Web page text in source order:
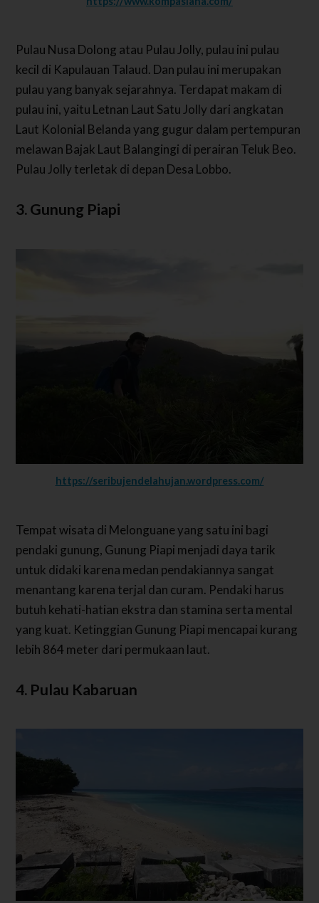
Pulau Nusa Dolong atau Pulau Jolly, pulau ini pulau
kecil di Kapulauan Talaud. Dan pulau ini merupakan
pulau yang banyak sejarahnya. Terdapat makam di
pulau ini, yaitu Letnan Laut Satu Jolly dari angkatan
Laut Kolonial Belanda yang gugur dalam pertempuran
melawan Bajak Laut Balangingi di perairan Teluk Beo.
Pulau Jolly terletak di depan Desa Lobbo.
3. Gunung Piapi
https://seribujendelahujan.wordpress.com/
Tempat wisata di Melonguane yang satu ini bagi
pendaki gunung, Gunung Piapi menjadi daya tarik
untuk didaki karena medan pendakiannya sangat
menantang karena terjal dan curam. Pendaki harus
butuh kehati-hatian ekstra dan stamina serta mental
yang kuat. Ketinggian Gunung Piapi mencapai kurang
lebih 864 meter dari permukaan laut.
4. Pulau Kabaruan